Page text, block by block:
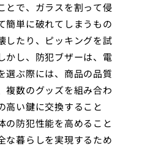
とで、ガラスを割って侵
簡単に破れてしまうもの
したり、ピッキングを試
かし、防犯ブザーは、電
選ぶ際には、商品の品質
複数のグッズを組み合わ
高い鍵に交換すること
の防犯性能を高めること
な暮らしを実現するため